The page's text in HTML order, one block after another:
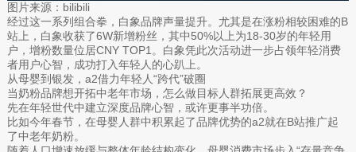
图片来源：bilibili
经过这一系列组合拳，白象品牌声量提升。尤其是在涨粉相较困难的B
站上，白象收获了6W新增粉丝，其中50%以上为18-30岁的年轻用
户，增粉数量位居CNY TOP1。白象凭此次活动进一步占领年轻消费
者用户心智，成功打入年轻人的心趴上。
从母婴到银发，a2借力年轻人“跨代”破圈
当奶粉品牌想开拓中老年市场，怎么做目标人群拓展更高效？
先在年轻世代中建立深度品牌心智，或许更事半功倍。
比如今年春节，在母婴人群中积累起了品牌优势的a2就在B站推广起
了中老年奶粉。